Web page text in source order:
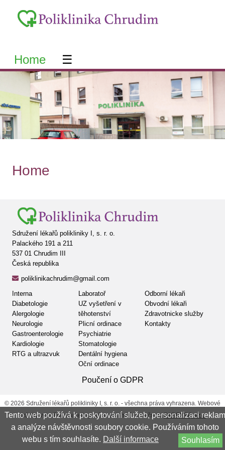
Home ☰
Home
Sdružení lékařů polikliniky I, s. r. o.
Palackého 191 a 211
537 01 Chrudim III
Česká republika
poliklinikachrudim@gmail.com
Interna
Diabetologie
Alergologie
Neurologie
Gastroenterologie
Kardiologie
RTG a ultrazvuk
Laboratoř
UZ vyšetření v
těhotenství
Plicní ordinace
Psychiatrie
Stomatologie
Dentální hygiena
Oční ordinace
Odborní lékaři
Obvodní lékaři
Zdravotnicke služby
Kontakty
Poučení o GDPR
© 2026 Sdružení lékařů polikliniky I, s. r. o. - všechna práva vyhrazena. Webové
stránky vytvořila marketingová a reklamní společnostPAREXPO s.r.o.
Tento web používá k poskytování služeb, personalizaci reklam
a analýze návštěvnosti soubory cookie. Používáním tohoto
webu s tím souhlasíte.
Souhlasím
Další informace